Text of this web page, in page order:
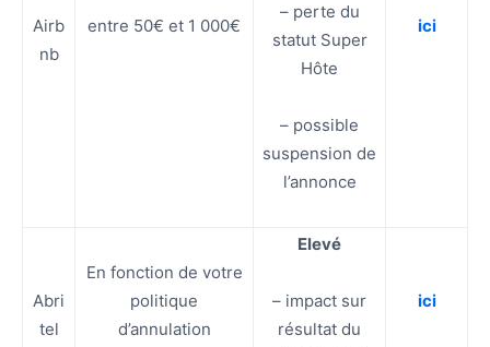
Airb
nb
entre 50€ et 1 000€
– perte du
statut Super
Hôte
– possible
suspension de
l’annonce
ici
Abri
tel
En fonction de votre
politique
d’annulation
Elevé
– impact sur
résultat du
ici